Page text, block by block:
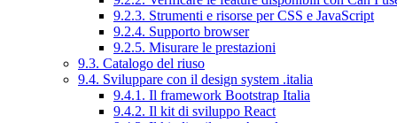
9.2.3. Strumenti e risorse per CSS e JavaScript
9.2.4. Supporto browser
9.2.5. Misurare le prestazioni
9.3. Catalogo del riuso
9.4. Sviluppare con il design system .italia
9.4.1. Il framework Bootstrap Italia
9.4.2. Il kit di sviluppo React